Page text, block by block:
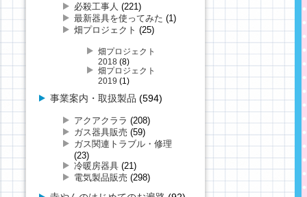
必殺工事人 (221)
最新器具を使ってみた (1)
畑プロジェクト (25)
畑プロジェクト
2018(8)
畑プロジェクト
2019 (1)
事業案内・取扱製品 (594)
アクアクララ (208)
ガス器具販売 (59)
ガス関連トラブル・修理
(23)
冷暖房器具(21)
電気製品販売 (298)